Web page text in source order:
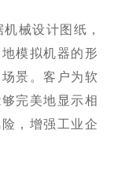
械设计图纸，
模拟机器的形
景。客户为软
完美地显示相
，增强工业企